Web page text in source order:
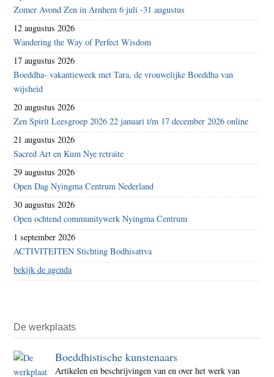
Zomer Avond Zen in Arnhem 6 juli -31 augustus
12 augustus 2026
Wandering the Way of Perfect Wisdom
17 augustus 2026
Boeddha- vakantieweek met Tara, de vrouwelijke Boeddha van
wijsheid
20 augustus 2026
Zen Spirit Leesgroep 2026 22 januari t/m 17 december 2026 online
21 augustus 2026
Sacred Art en Kum Nye retraite
29 augustus 2026
Open Dag Nyingma Centrum Nederland
30 augustus 2026
Open ochtend communitywerk Nyingma Centrum
1 september 2026
ACTIVITEITEN Stichting Bodhisattva
bekijk de agenda
De werkplaats
Boeddhistische kunstenaars
Artikelen en beschrijvingen van en over het werk van